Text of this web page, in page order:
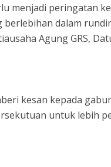
menjadi peringatan
berlebihan dalam
Agung GRS,
kesan kepada
untuk lebih